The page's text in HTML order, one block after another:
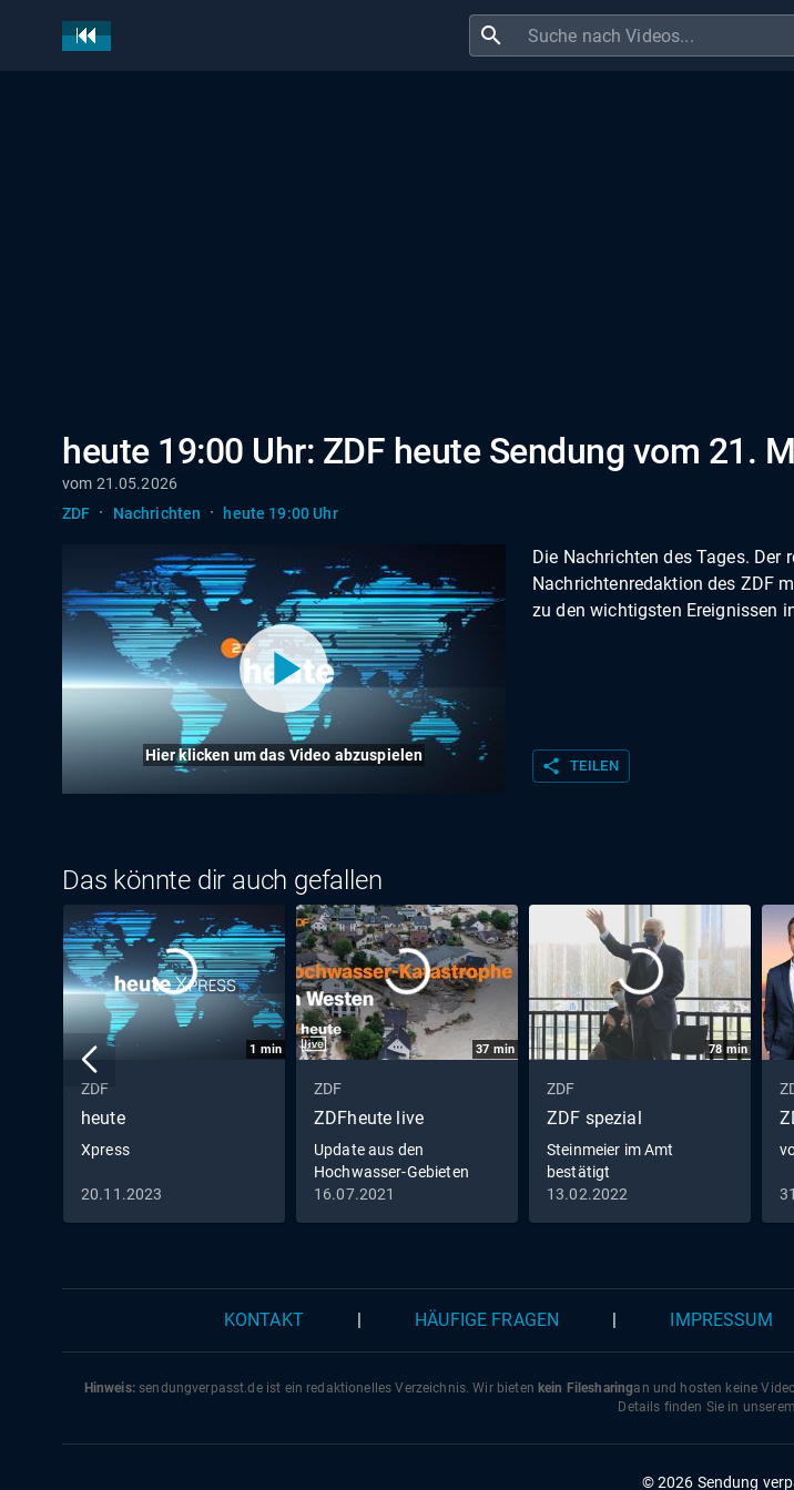
search
heute 19:00 Uhr: ZDF heute Sendung vom 21.
vom 21.05.2026
ZDF · Nachrichten · heute 19:00 Uhr
Hier klicken um das Video abzuspielen
Die Nachrichten des Tages. Der
Nachrichtenredaktion des ZDF
zu den wichtigsten Ereignissen
share TEILEN
Das könnte dir auch gefallen
1 min
ZDF
heute
Xpress
20.11.2023
37 min
ZDF
ZDFheute live
Update aus den
Hochwasser-Gebieten
16.07.2021
78 min
ZDF
ZDF spezial
Steinmeier im Amt
bestätigt
13.02.2022
KONTAKT HÄUFIGE FRAGEN IMPRESSUM
Hinweis:sendungverpasst.deist ein redaktionelles Verzeichnis. Wir bieten kein Filesharingan und hosten keine
Details finden Sie in unserem
© 2026 Sendung